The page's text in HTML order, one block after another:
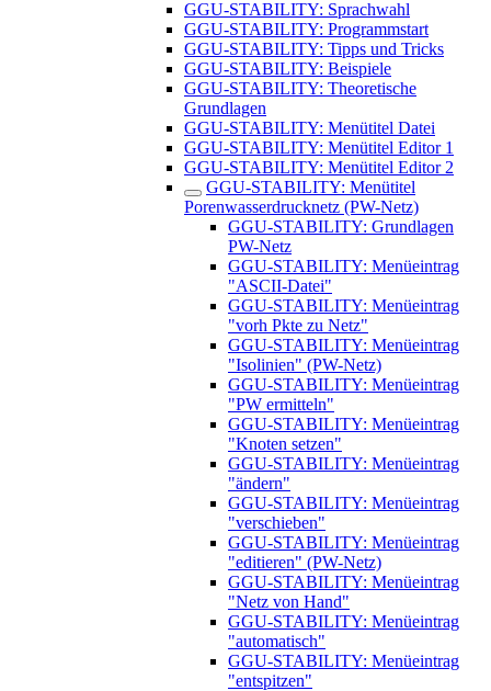
GGU-STABILITY: Sprachwahl
GGU-STABILITY: Programmstart
GGU-STABILITY: Tipps und Tricks
GGU-STABILITY: Beispiele
GGU-STABILITY: Theoretische
Grundlagen
GGU-STABILITY: Menütitel Datei
GGU-STABILITY: Menütitel Editor 1
GGU-STABILITY: Menütitel Editor 2
GGU-STABILITY: Menütitel
Porenwasserdrucknetz (PW-Netz)
GGU-STABILITY: Grundlagen
PW-Netz
GGU-STABILITY: Menüeintrag
"ASCII-Datei"
GGU-STABILITY: Menüeintrag
"vorh Pkte zu Netz"
GGU-STABILITY: Menüeintrag
"Isolinien" (PW-Netz)
GGU-STABILITY: Menüeintrag
"PW ermitteln"
GGU-STABILITY: Menüeintrag
"Knoten setzen"
GGU-STABILITY: Menüeintrag
"ändern"
GGU-STABILITY: Menüeintrag
"verschieben"
GGU-STABILITY: Menüeintrag
"editieren" (PW-Netz)
GGU-STABILITY: Menüeintrag
"Netz von Hand"
GGU-STABILITY: Menüeintrag
"automatisch"
GGU-STABILITY: Menüeintrag
"entspitzen"